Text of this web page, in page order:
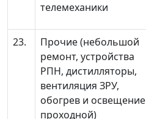
телемеханики
23.
Прочие (небольшой
ремонт, устройства
РПН, дистилляторы,
вентиляция ЗРУ,
обогрев и освещение
проходной)